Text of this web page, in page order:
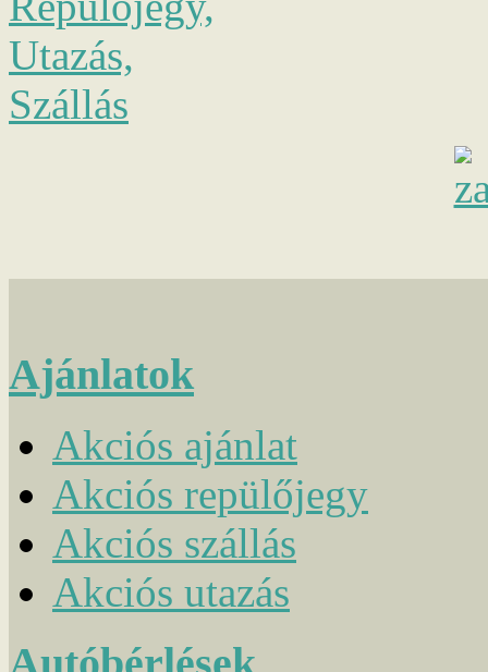
Ajánlatok
Akciós ajánlat
Akciós repülőjegy
Akciós szállás
Akciós utazás
Autóbérlések